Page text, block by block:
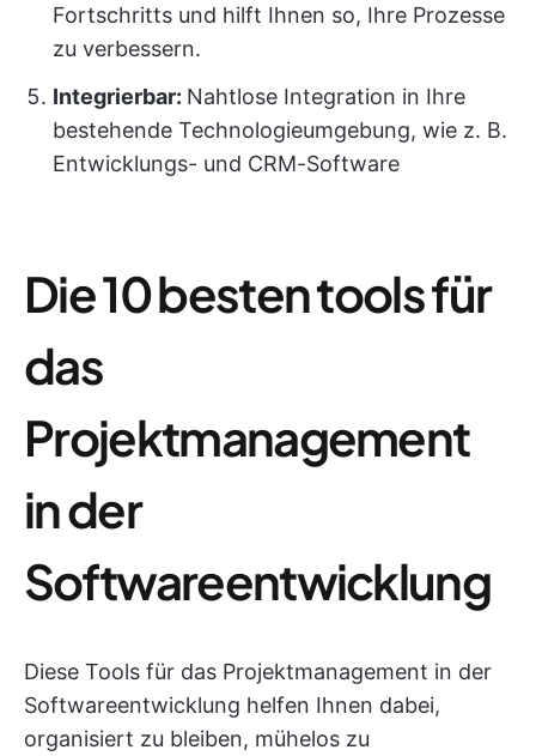
Fortschritts und hilft Ihnen so, Ihre Prozesse
zu verbessern.
Integrierbar: Nahtlose Integration in Ihre
bestehende Technologieumgebung, wie z. B.
Entwicklungs- und CRM-Software
Die 10 besten tools für
das
Projektmanagement
in der
Softwareentwicklung
Diese Tools für das Projektmanagement in der
Softwareentwicklung helfen Ihnen dabei,
organisiert zu bleiben, mühelos zu